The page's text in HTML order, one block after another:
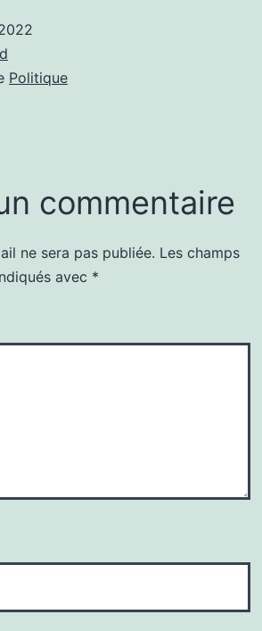
Politique
commentaire
ne sera pas publiée. Les champs
avec *